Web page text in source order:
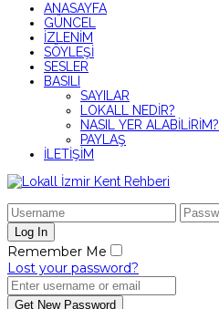
ANASAYFA
GÜNCEL
İZLENİM
SÖYLEŞİ
SESLER
BASILI
SAYILAR
LOKALL NEDİR?
NASIL YER ALABİLİRİM?
PAYLAŞ
İLETİŞİM
Remember Me
Lost your password?